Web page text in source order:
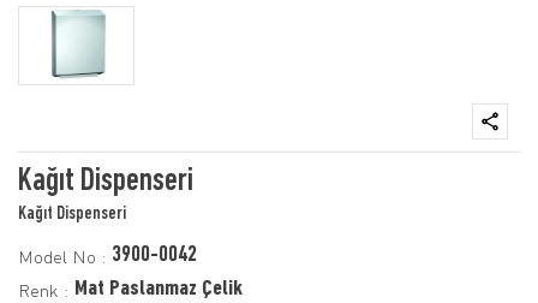
Kağıt Dispenseri
Kağıt Dispenseri
Model No : 3900-0042
Renk : Mat Paslanmaz Çelik